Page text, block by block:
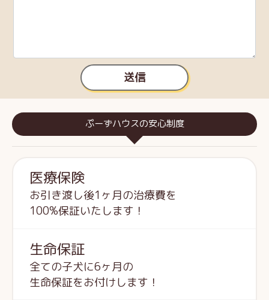
送信
ぷーずハウスの安心制度
医療保険
お引き渡し後1ヶ月の治療費を
100%保証いたします！
生命保証
全ての子犬に6ヶ月の
生命保証をお付けします！